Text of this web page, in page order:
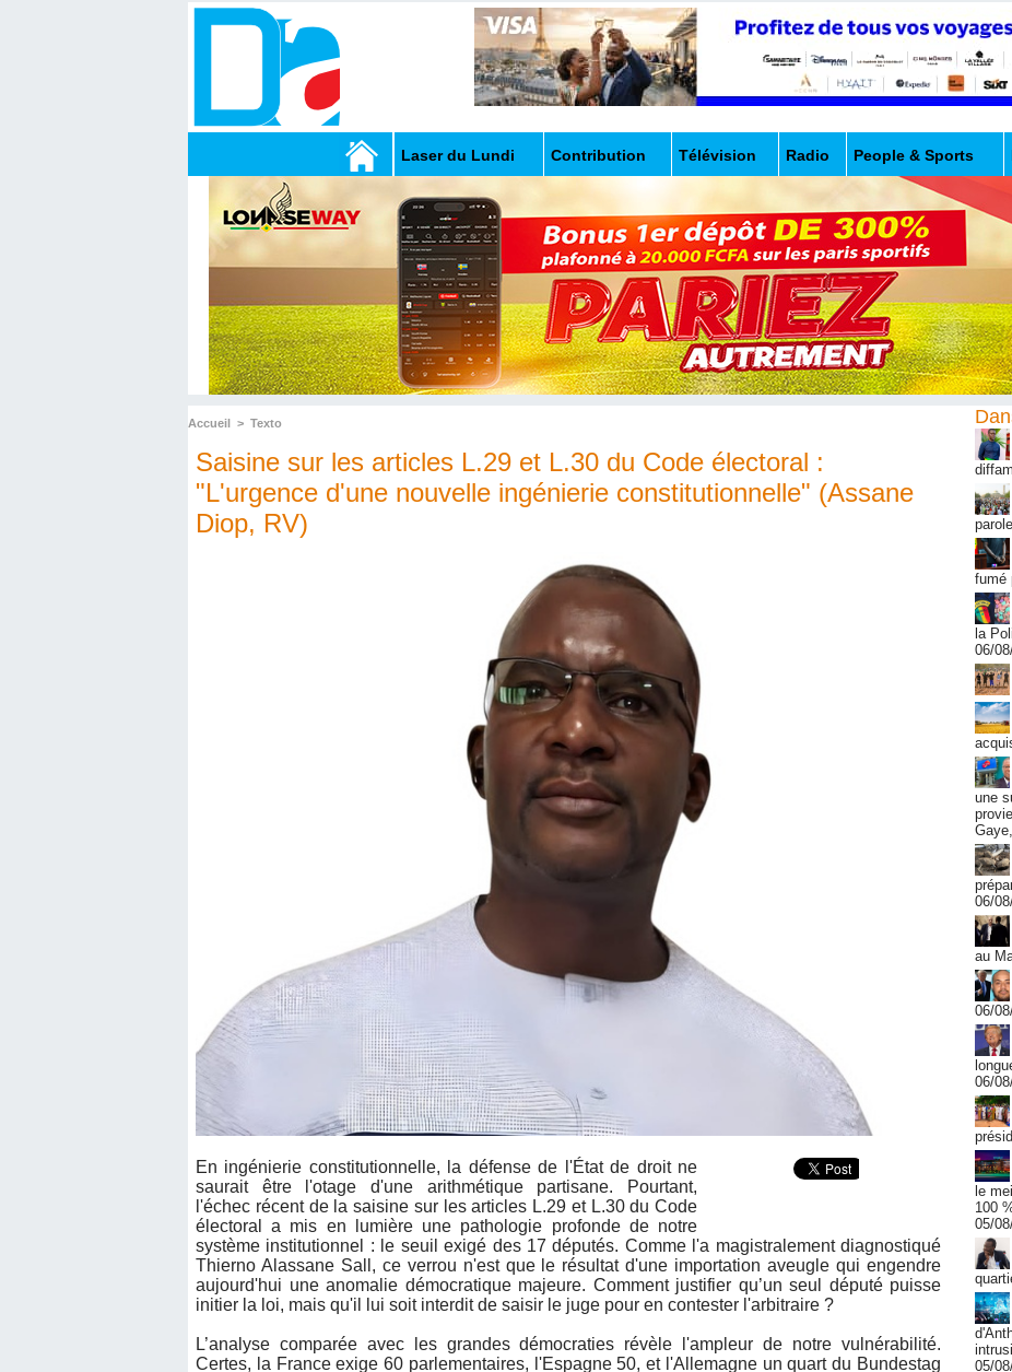
Laser du Lundi Contribution Télévision Radio People & Sports
Accueil > Texto
Saisine sur les articles L.29 et L.30 du Code électoral :
"L'urgence d'une nouvelle ingénierie constitutionnelle" (Assane
Diop, RV)
En ingénierie constitutionnelle, la défense de l'État de droit ne
saurait être l'otage d'une arithmétique partisane. Pourtant,
l'échec récent de la saisine sur les articles L.29 et L.30 du Code
électoral a mis en lumière une pathologie profonde de notre
système institutionnel : le seuil exigé des 17 députés. Comme l'a magistralement diagnostiqué
Thierno Alassane Sall, ce verrou n'est que le résultat d'une importation aveugle qui engendre
aujourd'hui une anomalie démocratique majeure. Comment justifier qu’un seul député puisse
initier la loi, mais qu'il lui soit interdit de saisir le juge pour en contester l'arbitraire ?
L’analyse comparée avec les grandes démocraties révèle l'ampleur de notre vulnérabilité.
Certes, la France exige 60 parlementaires, l'Espagne 50, et l'Allemagne un quart du Bundestag
fumé
la
06/
une
06/
au
06/
06/
le
100
05/
05/